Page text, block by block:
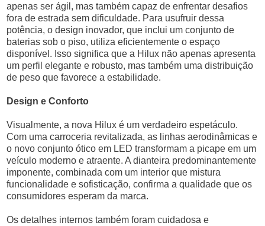
apenas ser ágil, mas também capaz de enfrentar desafios
fora de estrada sem dificuldade. Para usufruir dessa
potência, o design inovador, que inclui um conjunto de
baterias sob o piso, utiliza eficientemente o espaço
disponível. Isso significa que a Hilux não apenas apresenta
um perfil elegante e robusto, mas também uma distribuição
de peso que favorece a estabilidade.
Design e Conforto
Visualmente, a nova Hilux é um verdadeiro espetáculo.
Com uma carroceria revitalizada, as linhas aerodinâmicas e
o novo conjunto ótico em LED transformam a picape em um
veículo moderno e atraente. A dianteira predominantemente
imponente, combinada com um interior que mistura
funcionalidade e sofisticação, confirma a qualidade que os
consumidores esperam da marca.
Os detalhes internos também foram cuidadosa e